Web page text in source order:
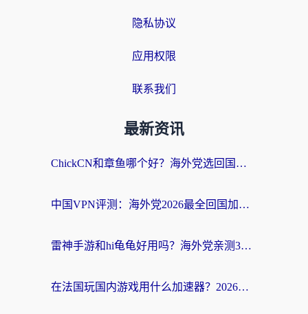
隐私协议
应用权限
联系我们
最新资讯
ChickCN和章鱼哪个好？海外党选回国加速器的3个关键维度 + 实用避坑指南
中国VPN评测：海外党2026最全回国加速器选择指南，告别地区限制不踩坑
雷神手游和hi龟龟好用吗？海外党亲测3款回国加速器，教你选对国外到国内加速器
在法国玩国内游戏用什么加速器？2026实测解决延迟卡顿的实用指南